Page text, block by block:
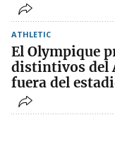
ATHLETIC
El Olympique
distintivos del
fuera del